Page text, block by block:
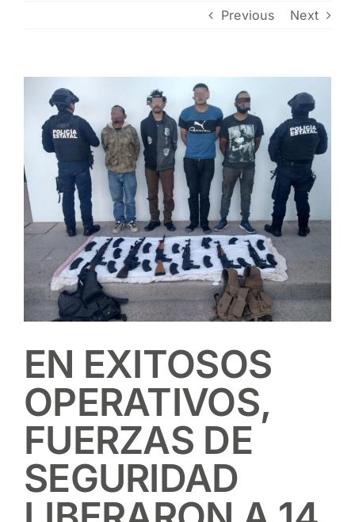
Previous Next
View
Larger
Image
EN EXITOSOS
OPERATIVOS,
FUERZAS DE
SEGURIDAD